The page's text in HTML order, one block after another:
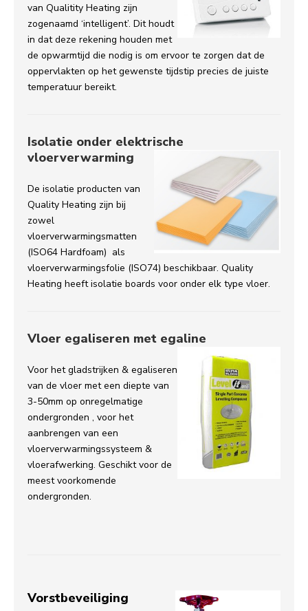
van Qualitity Heating zijn
zogenaamd ‘intelligent’. Dit houdt
in dat deze rekening houden met
de opwarmtijd die nodig is om ervoor te zorgen dat de
oppervlakten op het gewenste tijdstip precies de juiste
temperatuur bereikt.
Isolatie onder elektrische
vloerverwarming
De isolatie producten van
Quality Heating zijn bij
zowel
vloerverwarmingsmatten
(ISO64 Hardfoam) als
vloerverwarmingsfolie (ISO74) beschikbaar. Quality
Heating heeft isolatie boards voor onder elk type vloer.
Vloer egaliseren met egaline
Voor het gladstrijken & egaliseren
van de vloer met een diepte van
3-50mm op onregelmatige
ondergronden , voor het
aanbrengen van een
vloerverwarmingssysteem &
vloerafwerking. Geschikt voor de
meest voorkomende
ondergronden.
Vorstbeveiliging